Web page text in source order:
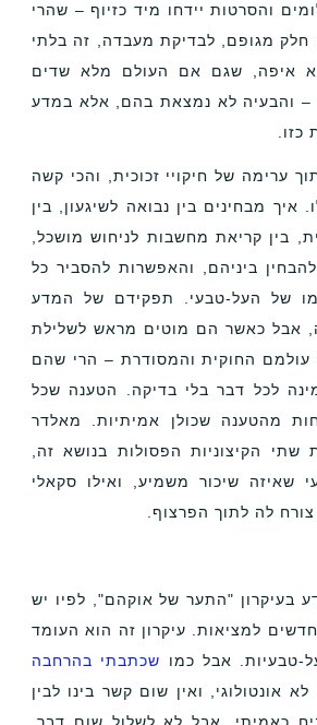
והסרטות יידחו מיד כזיוף – שהרי
חלק מגופם, לבדיקת מעבדה, זה בלתי
איפה, שגם אם העולם מלא שדים
– והבעיה לא נמצאת בהם, אלא במדע
ערימה של חיקויי זכוכית, והכי קשה
מבחינים בין נבואה לשיגעון, בין
בין קריאת מחשבות לניחוש מושכל,
ביניהם, והאפשרות להסביר כל
של העל-טבעי. תפקידם של המדע
אבל כאשר הם מוטים מראש לשלילת
החוקית והמסודרת – הרי שהם
לכל דבר בלי בדיקה. הטענה שכל
מהטענה שכולן אמיתיות. מאלדר
הקיצוניות הפסולות בנושא זה,
שיכור משמיע, ואילו סקאלי
לה לתוך הפרצוף.
בעיקרון "התער של אוקהם", לפיו יש
למציאות. עיקרון זה הוא העומד
טבעיות. אבל כמו שכתבתי בהרחבה
אונטולוגי, ואין שום קשר בינו לבין